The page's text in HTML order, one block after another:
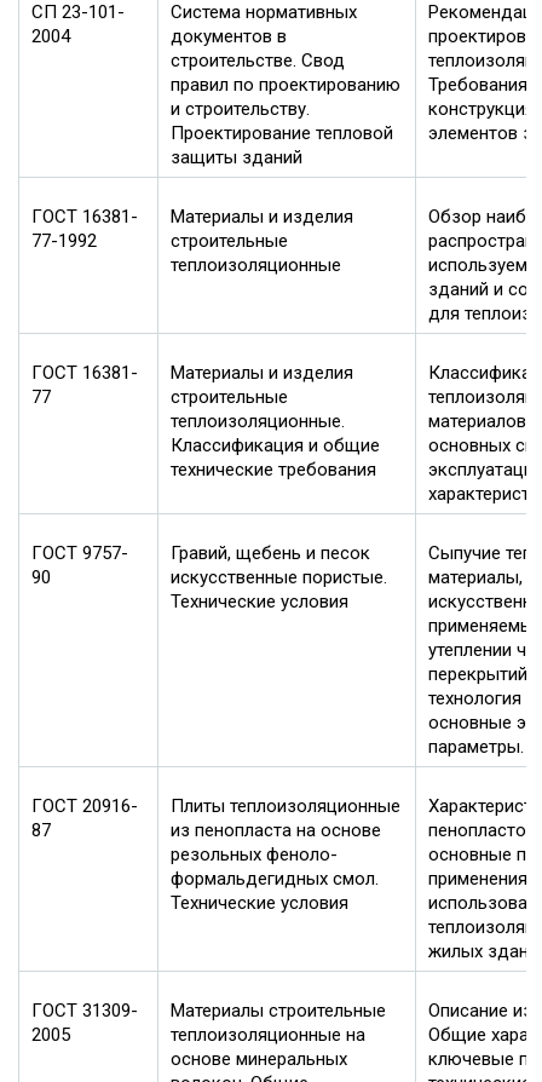
СП 23-101-
2004
Система нормативных
документов в
строительстве. Свод
правил по проектированию
и строительству.
Проектирование тепловой
защиты зданий
Требования
элементов
ГОСТ 16381-
77-1992
Материалы и изделия
строительные
теплоизоляционные
Обзор
зданий и
для
ГОСТ 16381-
77
Материалы и изделия
строительные
теплоизоляционные.
Классификация и общие
технические требования
материалов
основных
ГОСТ 9757-
90
Гравий, щебень и песок
искусственные пористые.
Технические условия
Сыпучие
материалы,
утеплении
перекрытий.
технология
основные
параметры.
ГОСТ 20916-
87
Плиты теплоизоляционные
из пенопласта на основе
резольных феноло-
формальдегидных смол.
Технические условия
основные
применения.
жилых
ГОСТ 31309-
2005
Материалы строительные
теплоизоляционные на
основе минеральных
Описание
Общие
ключевые